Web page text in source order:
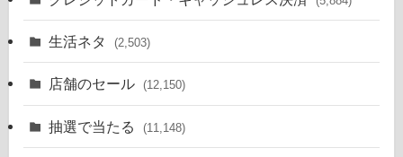
生活ネタ (2,503)
店舗のセール (12,150)
抽選で当たる (11,148)